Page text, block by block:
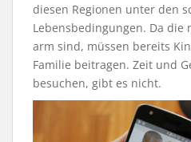
diesen Regionen unter den
Lebensbedingungen. Da die
arm sind, müssen bereits
Familie beitragen. Zeit und
besuchen, gibt es nicht.